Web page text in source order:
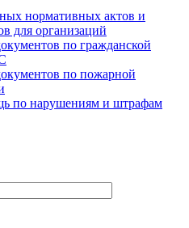
нормативных актов и
для организаций
по гражданской
по пожарной
по нарушениям и штрафам